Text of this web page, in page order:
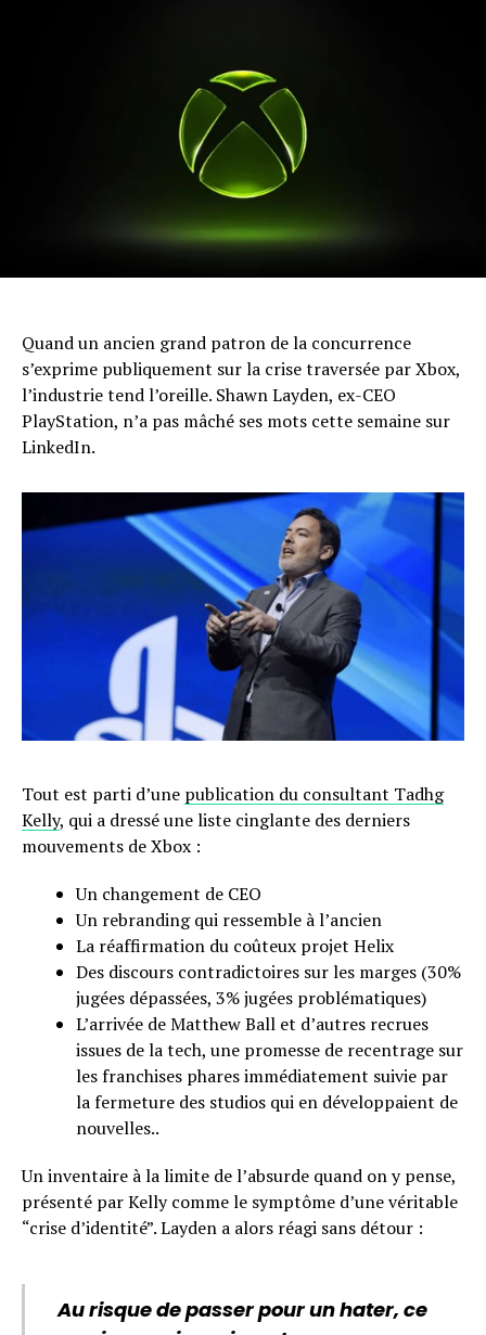
Quand un ancien grand patron de la concurrence
s’exprime publiquement sur la crise traversée par Xbox,
l’industrie tend l’oreille. Shawn Layden, ex-CEO
PlayStation, n’a pas mâché ses mots cette semaine sur
LinkedIn.
Tout est parti d’une publication du consultant Tadhg
Kelly, qui a dressé une liste cinglante des derniers
mouvements de Xbox :
Un changement de CEO
Un rebranding qui ressemble à l’ancien
La réaffirmation du coûteux projet Helix
Des discours contradictoires sur les marges (30%
jugées dépassées, 3% jugées problématiques)
L’arrivée de Matthew Ball et d’autres recrues
issues de la tech, une promesse de recentrage sur
les franchises phares immédiatement suivie par
la fermeture des studios qui en développaient de
nouvelles..
Un inventaire à la limite de l’absurde quand on y pense,
présenté par Kelly comme le symptôme d’une véritable
“crise d’identité”. Layden a alors réagi sans détour :
Au risque de passer pour un hater, ce